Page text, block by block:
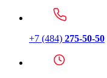
+7 (484) 275-50-50